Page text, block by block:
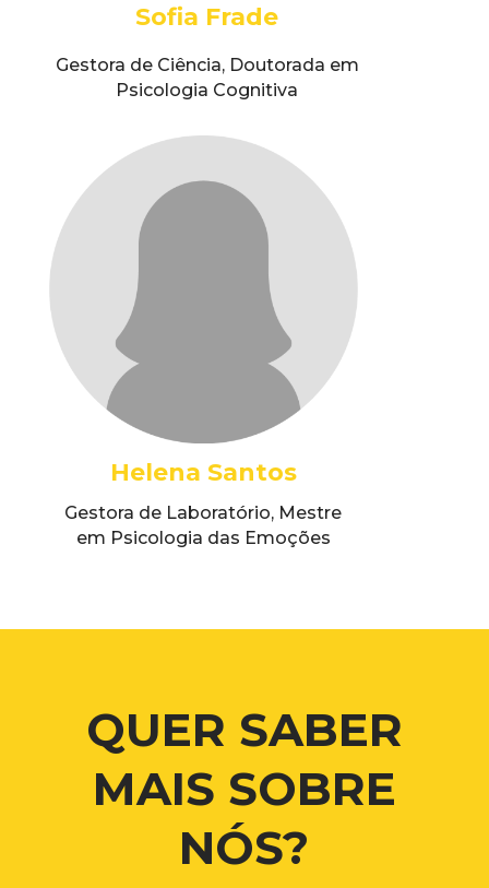
Sofia Frade
Gestora de Ciência, Doutorada em
Psicologia Cognitiva
Helena Santos
Gestora de Laboratório, Mestre
em Psicologia das Emoções
QUER SABER
MAIS SOBRE
NÓS?